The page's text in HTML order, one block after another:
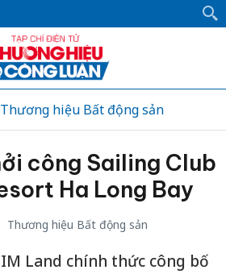
Thương hiệu Bất động sản
công Sailing Club
Ha Long Bay
Thương hiệu Bất động sản
Land chính thức công bố